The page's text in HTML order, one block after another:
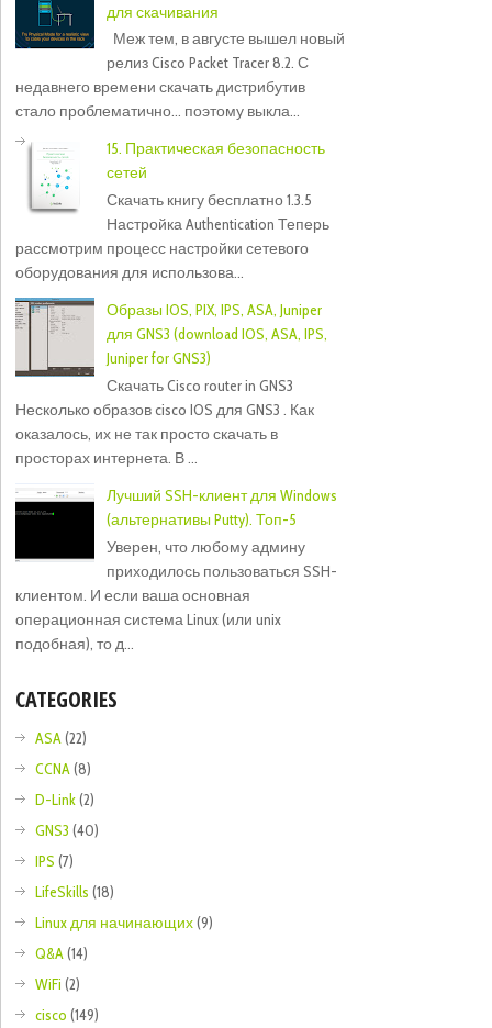
для скачивания
Меж тем, в августе вышел новый
релиз Cisco Packet Tracer 8.2. С
недавнего времени скачать дистрибутив
стало проблематично... поэтому выкла...
15. Практическая безопасность
сетей
Скачать книгу бесплатно 1.3.5
Настройка Authentication Теперь
рассмотрим процесс настройки сетевого
оборудования для использова...
Образы IOS, PIX, IPS, ASA, Juniper
для GNS3 (download IOS, ASA, IPS,
Juniper for GNS3)
Скачать Cisco router in GNS3
Несколько образов cisco IOS для GNS3 . Как
оказалось, их не так просто скачать в
просторах интернета. В ...
Лучший SSH-клиент для Windows
(альтернативы Putty). Топ-5
Уверен, что любому админу
приходилось пользоваться SSH-
клиентом. И если ваша основная
операционная система Linux (или unix
подобная), то д...
CATEGORIES
ASA(22)
CCNA(8)
D-Link(2)
GNS3 (40)
IPS (7)
LifeSkills (18)
Linux для начинающих(9)
Q&A(14)
WiFi (2)
cisco (149)